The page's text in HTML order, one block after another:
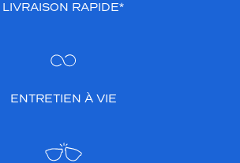
LIVRAISON RAPIDE*
ENTRETIEN À VIE